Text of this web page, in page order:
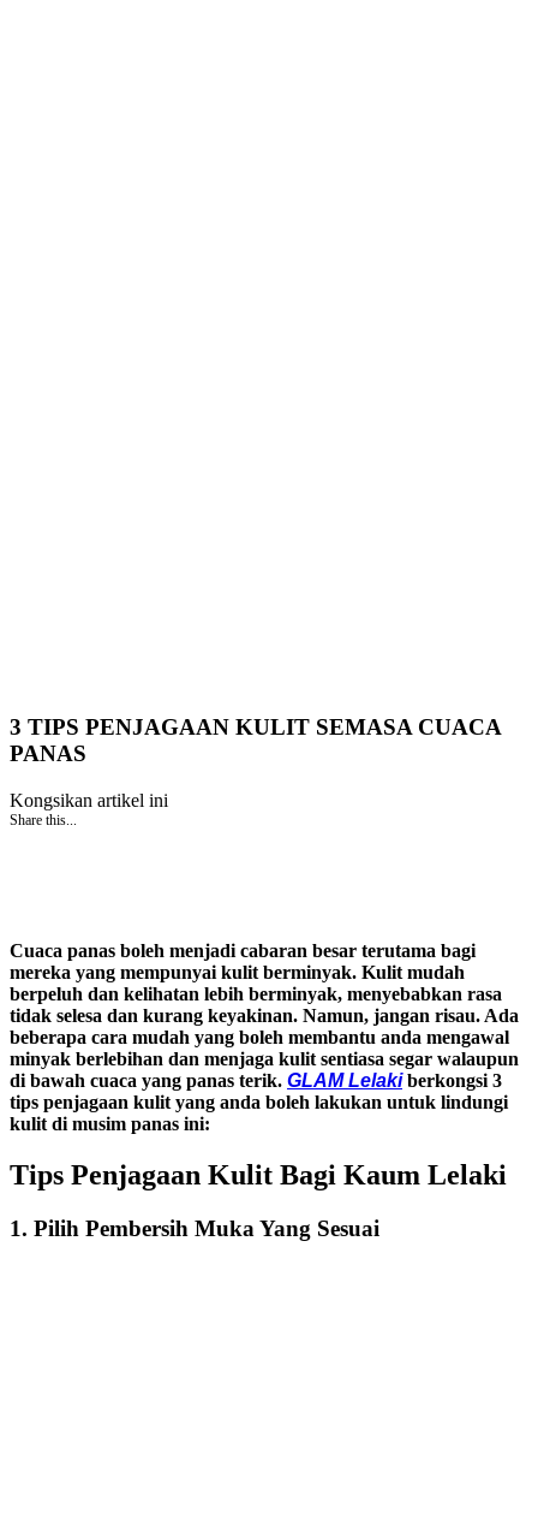
3 TIPS PENJAGAAN KULIT SEMASA CUACA
PANAS
Kongsikan artikel ini
Share this...
Cuaca panas boleh menjadi cabaran besar terutama bagi
mereka yang mempunyai kulit berminyak. Kulit mudah
berpeluh dan kelihatan lebih berminyak, menyebabkan rasa
tidak selesa dan kurang keyakinan. Namun, jangan risau. Ada
beberapa cara mudah yang boleh membantu anda mengawal
minyak berlebihan dan menjaga kulit sentiasa segar walaupun
di bawah cuaca yang panas terik. GLAM Lelakiberkongsi 3
tips penjagaan kulit yang anda boleh lakukan untuk lindungi
kulit di musim panas ini:
Tips Penjagaan Kulit Bagi Kaum Lelaki
1. Pilih Pembersih Muka Yang Sesuai